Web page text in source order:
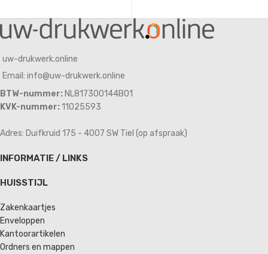
uw-drukwerk.online
Email: info@uw-drukwerk.online
BTW-nummer: NL817300144B01
KVK-nummer: 11025593
Adres: Duifkruid 175 - 4007 SW Tiel (op afspraak)
INFORMATIE / LINKS
HUISSTIJL
Zakenkaartjes
Enveloppen
Kantoorartikelen
Ordners en mappen